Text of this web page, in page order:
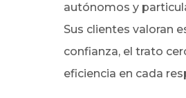
autónomos y
Sus clientes valoran
confianza, el trato
eficiencia en cada